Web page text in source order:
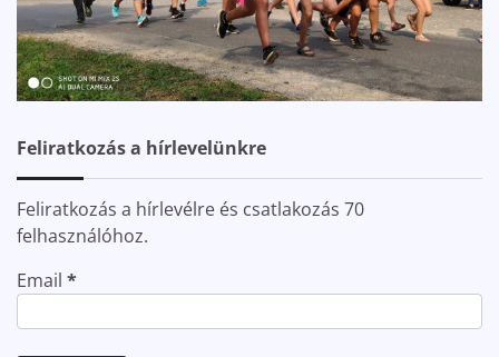
Feliratkozás a hírlevelünkre
Feliratkozás a hírlevélre és csatlakozás 70
felhasználóhoz.
Email *